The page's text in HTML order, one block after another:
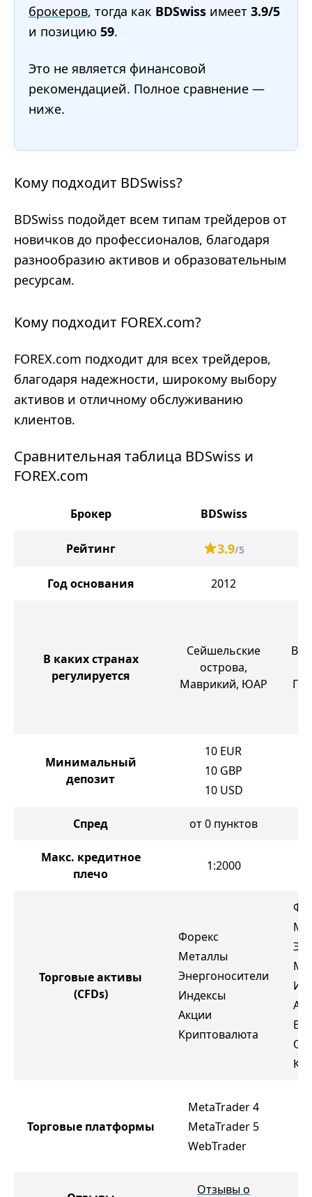
брокеров, тогда как BDSwiss имеет 3.9/5
и позицию 59.
Это не является финансовой
рекомендацией. Полное сравнение —
ниже.
Кому подходит BDSwiss?
BDSwiss подойдет всем типам трейдеров от
новичков до профессионалов, благодаря
разнообразию активов и образовательным
ресурсам.
Кому подходит FOREX.com?
FOREX.com подходит для всех трейдеров,
благодаря надежности, широкому выбору
активов и отличному обслуживанию
клиентов.
Сравнительная таблица BDSwiss и
FOREX.com
Брокер BDSwiss
Рейтинг 3.9/5
Год основания 2012
В каких странах
регулируется
Сейшельские
острова,
Маврикий, ЮАР
Минимальный
депозит
10 EUR
10 GBP
10 USD
Спред от 0 пунктов
Макс. кредитное
плечо
1:2000
Торговые активы
(CFDs)
Форекс
Металлы
Энергоносители
Индексы
Акции
Криптовалюта
ETF
Торговые платформы
MetaTrader 4
MetaTrader 5
WebTrader
Отзывы о